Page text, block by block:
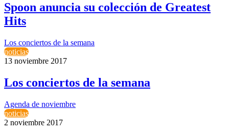
Spoon anuncia su colección de Greatest
Hits
Los conciertos de la semana
noticias
13 noviembre 2017
Los conciertos de la semana
Agenda de noviembre
noticias
2 noviembre 2017